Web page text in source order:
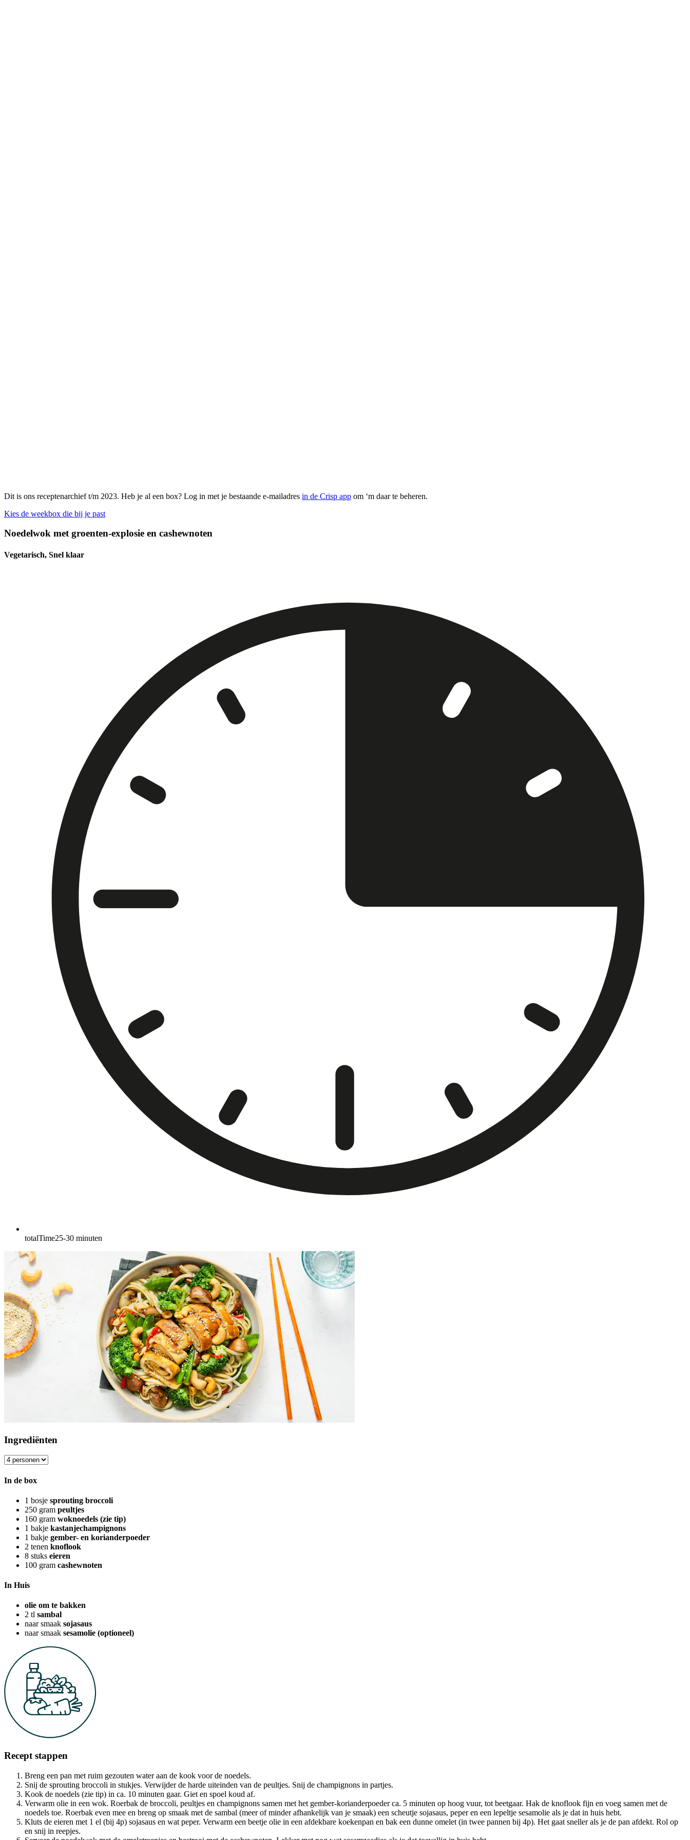
Dit is ons receptenarchief t/m 2023. Heb je al een box? Log in met je bestaande e-mailadres in de Crisp app om ‘m daar te beheren.
Kies de weekbox die bij je past
Noedelwok met groenten-explosie en cashewnoten
Vegetarisch, Snel klaar
totalTime25-30 minuten
Ingrediënten
In de box
1 bosje sprouting broccoli
250 gram peultjes
160 gram woknoedels (zie tip)
1 bakje kastanjechampignons
1 bakje gember- en korianderpoeder
2 tenen knoflook
8 stuks eieren
100 gram cashewnoten
In Huis
olie om te bakken
2 tl sambal
naar smaak sojasaus
naar smaak sesamolie (optioneel)
Recept stappen
Breng een pan met ruim gezouten water aan de kook voor de noedels.
Snij de sprouting broccoli in stukjes. Verwijder de harde uiteinden van de peultjes. Snij de champignons in partjes.
Kook de noedels (zie tip) in ca. 10 minuten gaar. Giet en spoel koud af.
Verwarm olie in een wok. Roerbak de broccoli, peultjes en champignons samen met het gember-korianderpoeder ca. 5 minuten op hoog vuur, tot beetgaar. Hak de knoflook fijn en voeg samen met de
noedels toe. Roerbak even mee en breng op smaak met de sambal (meer of minder afhankelijk van je smaak) een scheutje sojasaus, peper en een lepeltje sesamolie als je dat in huis hebt.
Kluts de eieren met 1 el (bij 4p) sojasaus en wat peper. Verwarm een beetje olie in een afdekbare koekenpan en bak een dunne omelet (in twee pannen bij 4p). Het gaat sneller als je de pan afdekt. Rol op
en snij in reepjes.